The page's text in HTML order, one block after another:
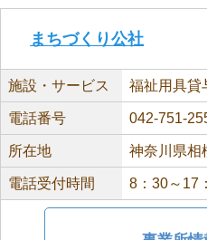
まちづくり公社
施設・サービス 福祉用具貸
電話番号 042-751-
所在地 神奈川県相
電話受付時間 8：30～17